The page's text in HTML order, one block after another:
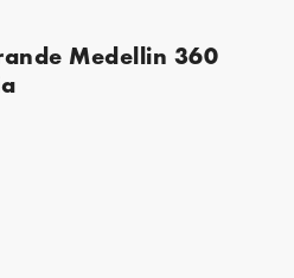
Medellin 360